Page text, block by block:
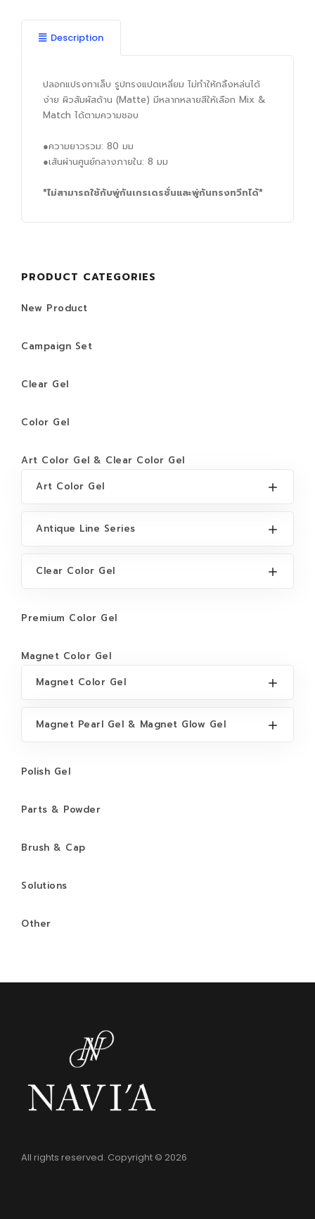
Description
ปลอกแปรงทาเล็บ รูปทรงแปดเหลี่ยม ไม่ทำให้กลิ้งหล่นได้
ง่าย ผิวสัมผัสด้าน (Matte) มีหลากหลายสีให้เลือก Mix &
Match ได้ตามความชอบ
●ความยาวรวม: 80 มม
●เส้นผ่านศูนย์กลางภายใน: 8 มม
*ไม่สามารถใช้กับพู่กันเกรเดรชั่นและพู่กันทรงทวีทได้*
PRODUCT CATEGORIES
New Product
Campaign Set
Clear Gel
Color Gel
Art Color Gel & Clear Color Gel
Art Color Gel
Antique Line Series
Clear Color Gel
Premium Color Gel
Magnet Color Gel
Magnet Color Gel
Magnet Pearl Gel & Magnet Glow Gel
Polish Gel
Parts & Powder
Brush & Cap
Solutions
Other
All rights reserved. Copyright © 2026